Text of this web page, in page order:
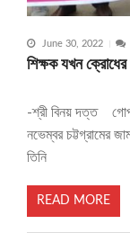
June 30, 2022
শিক্ষক যখন ক্রোধের
-শ্রী বিনয় দত্ত
নভেম্বর চট্টগ্রামের
তিনি
READ MORE